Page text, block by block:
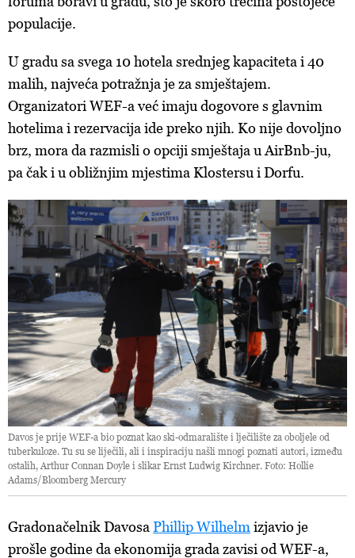
populacije.
U gradu sa svega 10 hotela srednjeg kapaciteta i 40
malih, najveća potražnja je za smještajem.
Organizatori WEF-a već imaju dogovore s glavnim
hotelima i rezervacija ide preko njih. Ko nije dovoljno
brz, mora da razmisli o opciji smještaja u AirBnb-ju,
pa čak i u obližnjim mjestima Klostersu i Dorfu.
Davos je prije WEF-a bio poznat kao ski-odmaralište i lječilište za oboljele od
tuberkuloze. Tu su se liječili, ali i inspiraciju našli mnogi poznati autori, između
ostalih, Arthur Connan Doyle i slikar Ernst Ludwig Kirchner. Foto: Hollie
Adams/Bloomberg Mercury
Gradonačelnik Davosa Phillip Wilhelm izjavio je
prošle godine da ekonomija grada zavisi od WEF-a,